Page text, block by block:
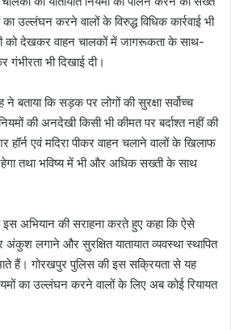
उल्लंघन करने वालों के विरुद्ध विधिक कार्रवाई भी
को देखकर वाहन चालकों में जागरूकता के साथ-
भी दिखाई दी।
बताया कि सड़क पर लोगों की सुरक्षा सर्वोच्च
की अनदेखी किसी भी कीमत पर बर्दाश्त नहीं की
हॉर्न एवं मदिरा पीकर वाहन चलाने वालों के खिलाफ
तथा भविष्य में भी और अधिक सख्ती के साथ
इस अभियान की सराहना करते हुए कहा कि ऐसे
लगाने और सुरक्षित यातायात व्यवस्था स्थापित
हैं। गोरखपुर पुलिस की इस सक्रियता से यह
का उल्लंघन करने वालों के लिए अब कोई रियायत